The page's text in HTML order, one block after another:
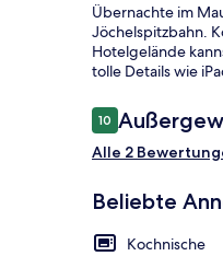
Übernachte im
Jöchelspitzbahn.
Hotelgelände
tolle Details wie
Bewertungen
1010 von 10.
Alle 2
Beliebte
Kochnische